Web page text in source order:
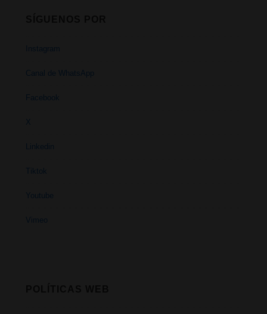
Instagram
Canal de WhatsApp
Facebook
X
Linkedin
Tiktok
Youtube
Vimeo